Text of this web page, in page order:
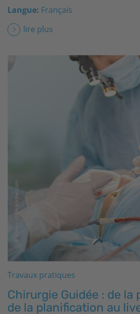
Langue: Français
lire plus
Travaux pratiques
Chirurgie Guidée : de la
de la planification au